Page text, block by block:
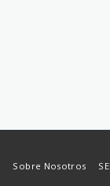
Sobre Nosotros